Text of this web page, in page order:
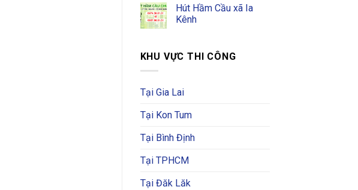
Hút Hầm Cầu xã Ia
Kênh
KHU VỰC THI CÔNG
Tại Gia Lai
Tại Kon Tum
Tại Bình Định
Tại TPHCM
Tại Đăk Lăk